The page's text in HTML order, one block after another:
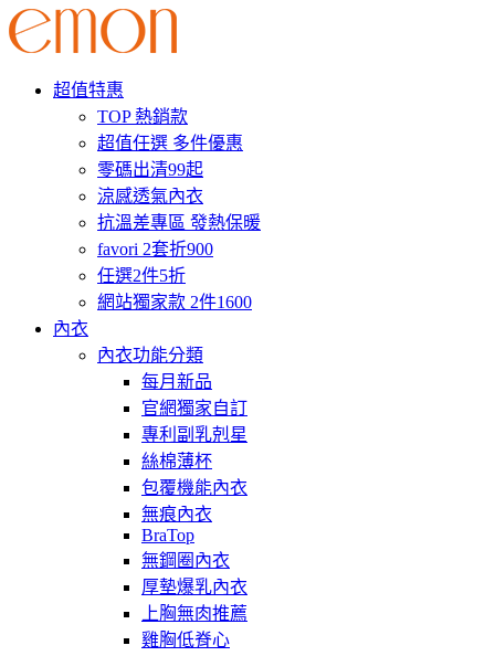
超值特惠
TOP 熱銷款
超值任選 多件優惠
零碼出清99起
涼感透氣內衣
抗溫差專區 發熱保暖
favori 2套折900
任選2件5折
網站獨家款 2件1600
內衣
內衣功能分類
每月新品
官網獨家自訂
專利副乳剋星
絲棉薄杯
包覆機能內衣
無痕內衣
BraTop
無鋼圈內衣
厚墊爆乳內衣
上胸無肉推薦
雞胸低脊心